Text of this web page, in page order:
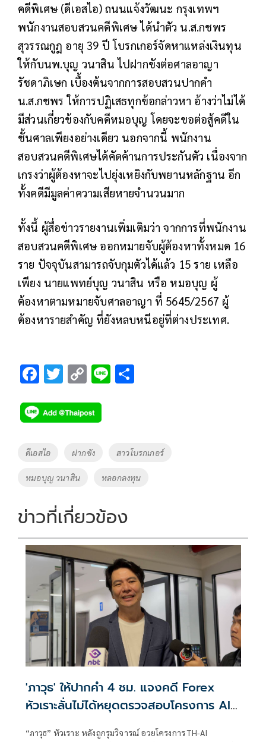
คดีพิเศษ (ดีเอสไอ) ถนนแจ้งวัฒนะ กรุงเทพฯ
พนักงานสอบสวนคดีพิเศษ ได้นำตัว น.ส.กชพร
สุวรรณกูฎ อายุ 39 ปี โบรกเกอร์จัดหาแหล่งเงินทุน
ให้กับนพ.บุญ วนาสิน ไปฝากขังต่อศาลอาญา
รัชดาภิเษก เบื้องต้นจากการสอบสวนปากคำ
น.ส.กชพร ให้การปฏิเสธทุกข้อกล่าวหา อ้างว่าไม่ได้
มีส่วนเกี่ยวข้องกับคดีหมอบุญ โดยจะขอต่อสู้คดีใน
ชั้นศาลเพียงอย่างเดียว นอกจากนี้ พนักงาน
สอบสวนคดีพิเศษได้คัดค้านการประกันตัว เนื่องจาก
เกรงว่าผู้ต้องหาจะไปยุ่งเหยิงกับพยานหลักฐาน อีก
ทั้งคดีมีมูลค่าความเสียหายจำนวนมาก
ทั้งนี้ ผู้สื่อข่าวรายงานเพิ่มเติมว่า จากการที่พนักงาน
สอบสวนคดีพิเศษ ออกหมายจับผู้ต้องหาทั้งหมด 16
ราย ปัจจุบันสามารถจับกุมตัวได้แล้ว 15 ราย เหลือ
เพียง นายแพทย์บุญ วนาสิน หรือ หมอบุญ ผู้
ต้องหาตามหมายจับศาลอาญา ที่ 5645/2567 ผู้
ต้องหารายสำคัญ ที่ยังหลบหนีอยู่ที่ต่างประเทศ.
F
e
b
o
k
T
tt
er
C
p
y
Li
Li
Tags
ดีเอสไอ ฝากขัง สาวโบรกเกอร์
หมอบุญ วนาสิน หลอกลงทุน
ข่าวที่เกี่ยวข้อง
'ภาวุธ' ให้ปากคำ 4 ชม. แจงคดี Forex
หัวเราะลั่นไม่ได้หยุดตรวจสอบโครงการ AI
“ภาวุธ” หัวเราะ หลังถูกรุมวิจารณ์ อวยโครงการ TH-AI